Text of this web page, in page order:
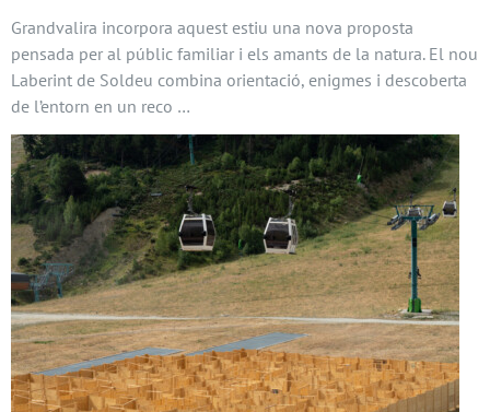
Grandvalira incorpora aquest estiu una nova proposta
pensada per al públic familiar i els amants de la natura. El nou
Laberint de Soldeu combina orientació, enigmes i descoberta
de l’entorn en un reco …